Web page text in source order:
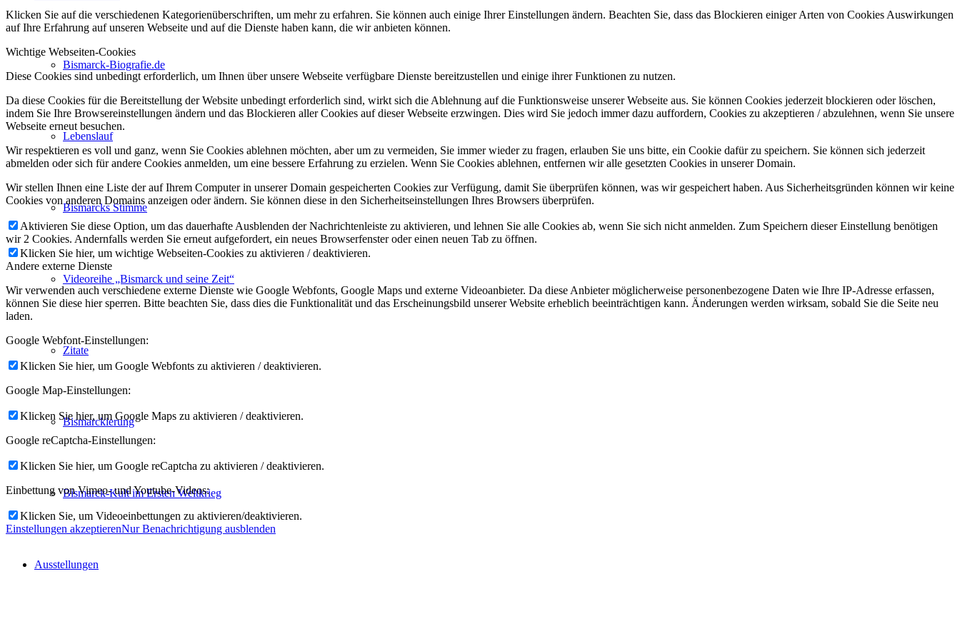
Bismarck-Biografie.de
Lebenslauf
Bismarcks Stimme
Videoreihe „Bismarck und seine Zeit“
Zitate
Bismarckierung
Bismarck-Kult im Ersten Weltkrieg
Ausstellungen
Klicken Sie auf die verschiedenen Kategorienüberschriften, um mehr zu erfahren. Sie können auch einige Ihrer Einstellungen ändern. Beachten Sie, dass das Blockieren einiger Arten von Cookies Auswirkungen
auf Ihre Erfahrung auf unseren Webseite und auf die Dienste haben kann, die wir anbieten können.
Wichtige Webseiten-Cookies
Diese Cookies sind unbedingt erforderlich, um Ihnen über unsere Webseite verfügbare Dienste bereitzustellen und einige ihrer Funktionen zu nutzen.
Da diese Cookies für die Bereitstellung der Website unbedingt erforderlich sind, wirkt sich die Ablehnung auf die Funktionsweise unserer Webseite aus. Sie können Cookies jederzeit blockieren oder löschen,
indem Sie Ihre Browsereinstellungen ändern und das Blockieren aller Cookies auf dieser Webseite erzwingen. Dies wird Sie jedoch immer dazu auffordern, Cookies zu akzeptieren / abzulehnen, wenn Sie unsere
Webseite erneut besuchen.
Wir respektieren es voll und ganz, wenn Sie Cookies ablehnen möchten, aber um zu vermeiden, Sie immer wieder zu fragen, erlauben Sie uns bitte, ein Cookie dafür zu speichern. Sie können sich jederzeit
abmelden oder sich für andere Cookies anmelden, um eine bessere Erfahrung zu erzielen. Wenn Sie Cookies ablehnen, entfernen wir alle gesetzten Cookies in unserer Domain.
Wir stellen Ihnen eine Liste der auf Ihrem Computer in unserer Domain gespeicherten Cookies zur Verfügung, damit Sie überprüfen können, was wir gespeichert haben. Aus Sicherheitsgründen können wir keine
Cookies von anderen Domains anzeigen oder ändern. Sie können diese in den Sicherheitseinstellungen Ihres Browsers überprüfen.
Aktivieren Sie diese Option, um das dauerhafte Ausblenden der Nachrichtenleiste zu aktivieren, und lehnen Sie alle Cookies ab, wenn Sie sich nicht anmelden. Zum Speichern dieser Einstellung benötigen
wir 2 Cookies. Andernfalls werden Sie erneut aufgefordert, ein neues Browserfenster oder einen neuen Tab zu öffnen.
Klicken Sie hier, um wichtige Webseiten-Cookies zu aktivieren / deaktivieren.
Andere externe Dienste
Wir verwenden auch verschiedene externe Dienste wie Google Webfonts, Google Maps und externe Videoanbieter. Da diese Anbieter möglicherweise personenbezogene Daten wie Ihre IP-Adresse erfassen,
können Sie diese hier sperren. Bitte beachten Sie, dass dies die Funktionalität und das Erscheinungsbild unserer Website erheblich beeinträchtigen kann. Änderungen werden wirksam, sobald Sie die Seite neu
laden.
Google Webfont-Einstellungen:
Klicken Sie hier, um Google Webfonts zu aktivieren / deaktivieren.
Google Map-Einstellungen:
Klicken Sie hier, um Google Maps zu aktivieren / deaktivieren.
Google reCaptcha-Einstellungen:
Klicken Sie hier, um Google reCaptcha zu aktivieren / deaktivieren.
Einbettung von Vimeo- und Youtube-Videos:
Klicken Sie, um Videoeinbettungen zu aktivieren/deaktivieren.
Einstellungen akzeptierenNur Benachrichtigung ausblenden